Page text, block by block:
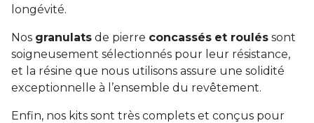
longévité.
Nos granulats de pierre concassés et roulés sont
soigneusement sélectionnés pour leur résistance,
et la résine que nous utilisons assure une solidité
exceptionnelle à l’ensemble du revêtement.
Enfin, nos kits sont très complets et conçus pour